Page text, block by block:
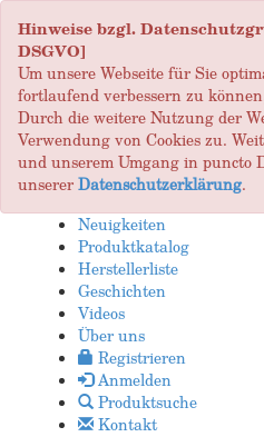
Hinweise bzgl.
DSGVO]
Um unsere Webseite für Sie
fortlaufend verbessern zu
Durch die weitere Nutzung der
Verwendung von Cookies zu.
und unserem Umgang in puncto
unsererDatenschutzerklärung.
Neuigkeiten
Produktkatalog
Herstellerliste
Geschichten
Videos
Über uns
Registrieren
Anmelden
Produktsuche
Kontakt